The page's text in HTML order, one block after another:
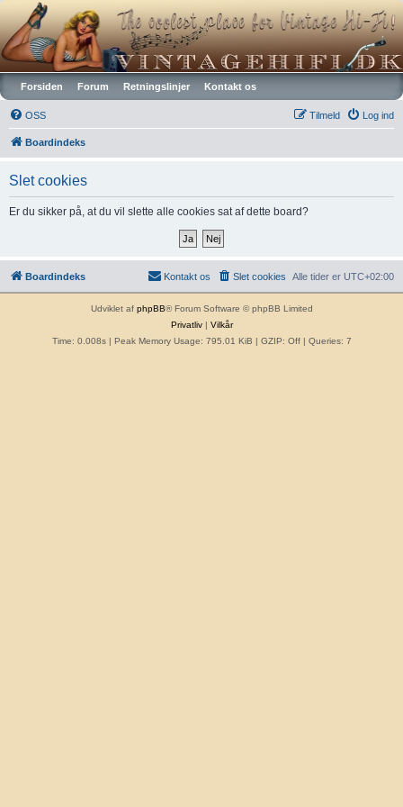
Vintagehifi.dk
Forsiden Forum Retningslinjer Kontakt os
OSS Log ind
Tilmeld
Boardindeks
Slet cookies
Er du sikker på, at du vil slette alle cookies sat af dette board?
Boardindeks Alle tider er UTC+02:00
Slet cookies
Kontakt os
Udviklet af phpBB® Forum Software © phpBB Limited
Privatliv| Vilkår
Time: 0.008s| Peak Memory Usage: 795.01 KiB | GZIP: Off | Queries: 7